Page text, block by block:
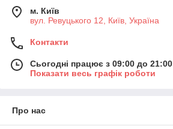
м. Київ
вул. Ревуцького 12, Київ, Україна
Контакти
Сьогодні працює з 09:00 до 21:00
Показати весь графік роботи
Про нас